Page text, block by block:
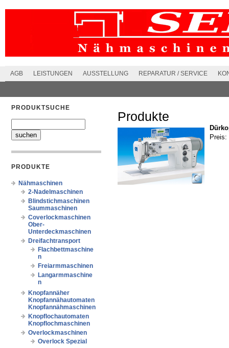
AGB LEISTUNGEN AUSSTELLUNG REPARATUR / SERVICE
PRODUKTSUCHE
PRODUKTE
Nähmaschinen
2-Nadelmaschinen
Blindstichmaschinen
Saummaschinen
Coverlockmaschinen
Ober-
Unterdeckmaschinen
Dreifachtransport
Flachbettmaschine
n
Freiarmmaschinen
Langarmmaschine
n
Knopfannäher
Knopfannähautomaten
Knopfannähmaschinen
Knopflochautomaten
Knopflochmaschinen
Overlockmaschinen
Overlock Spezial
Produkte
Preis: